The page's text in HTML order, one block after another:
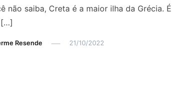
não saiba, Creta é a maior ilha da Grécia. É
[…]
Resende 21/10/2022